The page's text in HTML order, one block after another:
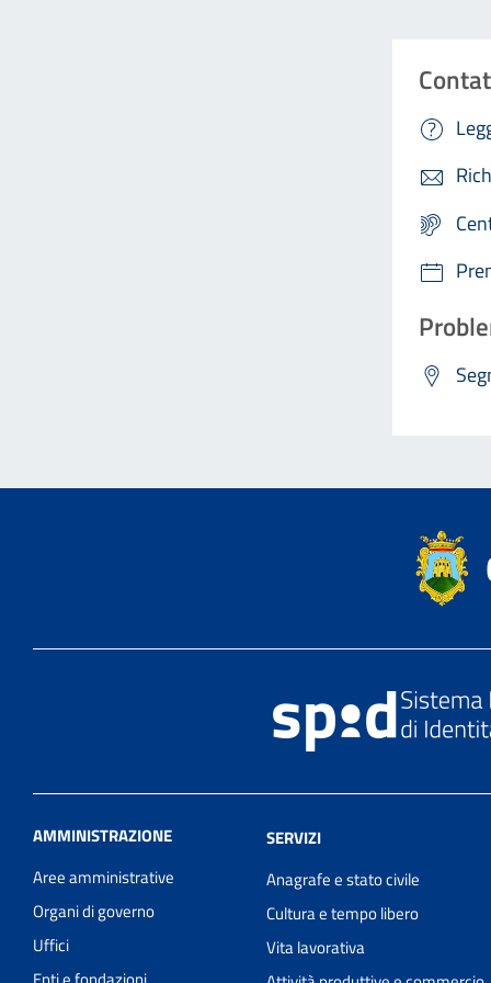
AMMINISTRAZIONE
Aree amministrative
Organi di governo
Uffici
SERVIZI
Anagrafe e stato civile
Cultura e tempo libero
Vita lavorativa